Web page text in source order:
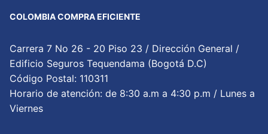
COLOMBIA COMPRA EFICIENTE
Carrera 7 No 26 - 20 Piso 23 / Dirección General /
Edificio Seguros Tequendama (Bogotá D.C)
Código Postal: 110311
Horario de atención: de 8:30 a.m a 4:30 p.m / Lunes a
Viernes